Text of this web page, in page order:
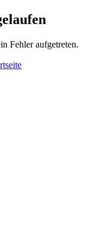
Fehler aufgetreten.